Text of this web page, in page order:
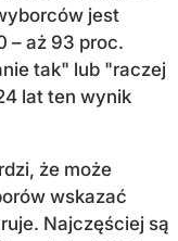
jest
– aż 93 proc.
tak" lub "raczej
lat ten wynik
że może
wskazać
Najczęściej są